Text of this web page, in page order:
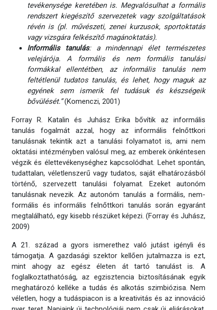
tevékenysége keretében is. Megvalósulhat a formális
rendszert kiegészítő szervezetek vagy szolgáltatások
révén is (pl. művészeti, zenei kurzusok, sportoktatás
vagy vizsgára felkészítő magánoktatás).
Informális tanulás: a mindennapi élet természetes
velejárója. A formális és nem formális tanulási
formákkal ellentétben, az informális tanulás nem
feltétlenül tudatos tanulás, és lehet, hogy maguk az
egyének sem ismerik fel tudásuk és készségeik
bővülését.”(Komenczi, 2001)
Forray R. Katalin és Juhász Erika bővítik az informális
tanulás fogalmát azzal, hogy az informális felnőttkori
tanulásnak tekintik azt a tanulási folyamatot is, ami nem
oktatási intézményben valósul meg, az emberek önkéntesen
végzik és élettevékenységhez kapcsolódhat. Lehet spontán,
tudattalan, véletlenszerű vagy tudatos, saját elhatározásból
történő, szervezett tanulási folyamat. Ezeket autonóm
tanulásnak nevezik. Az autonóm tanulás a formális, nem-
formális és informális felnőttkori tanulás során egyaránt
megtalálható, egy kisebb részüket képezi. (Forray és Juhász,
2009)
A 21. század a gyors ismerethez való jutást igényli és
támogatja. A gazdasági szektor kellően jutalmazza is ezt,
mint ahogy az egész életen át tartó tanulást is. A
foglalkoztathatóság, az egzisztencia biztosításának egyik
meghatározó kelléke a tudás és alkotás szimbiózisa. Nem
véletlen, hogy a tudáspiacon is a kreativitás és az innováció